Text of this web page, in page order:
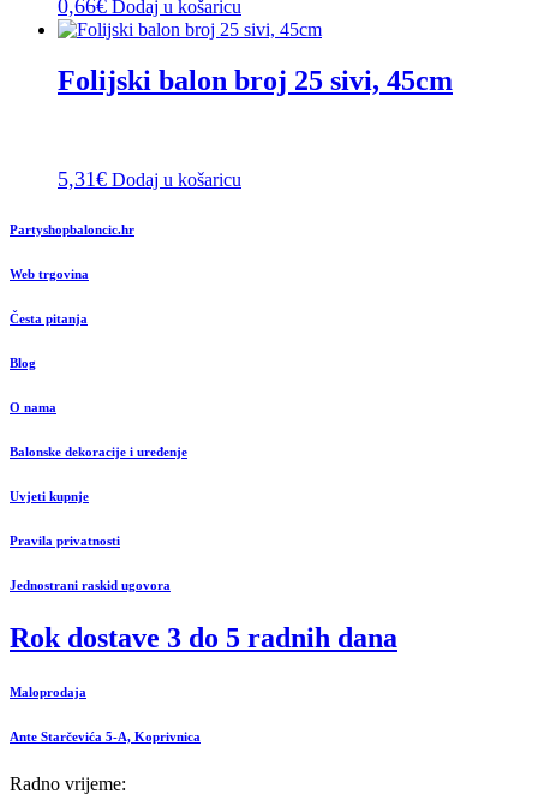
0,66€ Dodaj u košaricu
Folijski balon broj 25 sivi, 45cm
5,31€ Dodaj u košaricu
Partyshopbaloncic.hr
Web trgovina
Česta pitanja
Blog
O nama
Balonske dekoracije i uređenje
Uvjeti kupnje
Pravila privatnosti
Jednostrani raskid ugovora
Rok dostave 3 do 5 radnih dana
Maloprodaja
Ante Starčevića 5-A, Koprivnica
Radno vrijeme: